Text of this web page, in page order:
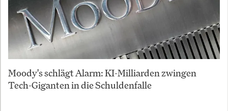
Moody's schlägt Alarm: KI-Milliarden zwingen
Tech-Giganten in die Schuldenfalle